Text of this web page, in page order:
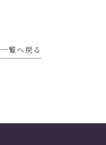
一覧へ戻る